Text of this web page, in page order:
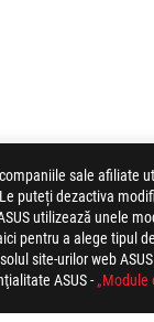
companiile sale
puteți dezactiva
utilizează unele
pentru a alege tipul
site-urilor web
ASUS -„Module
>